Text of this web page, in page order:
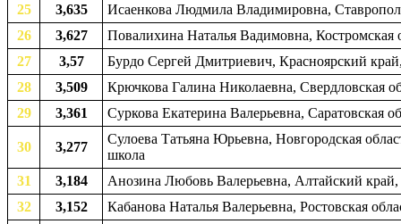
25
3,635
Исаенкова Людмила Владимировна,
26
3,627
Повалихина Наталья Вадимовна,
27
3,57
Бурдо Сергей Дмитриевич, Красноярский
28
3,509
Крючкова Галина Николаевна, Свердловская
29
3,361 Суркова Екатерина Валерьевна, Саратовская
30 3,277
Сулоева Татьяна Юрьевна, Новгородская
школа
31
3,184
Анозина Любовь Валерьевна, Алтайский
32
3,152 Кабанова Наталья Валерьевна, Ростовская